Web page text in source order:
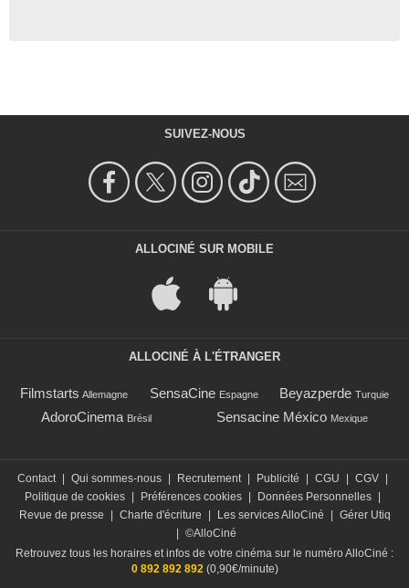
SUIVEZ-NOUS
ALLOCINÉ SUR MOBILE
ALLOCINÉ À L'ÉTRANGER
Filmstarts Allemagne SensaCine Espagne Beyazperde Turquie
AdoroCinema Brésil Sensacine México Mexique
Contact Qui sommes-nous Recrutement Publicité CGU CGV
Politique de cookies
Préférences cookies Données Personnelles
Revue de presse
Charte d'écriture Les services AlloCiné
Gérer Utiq
©AlloCiné
Retrouvez tous les horaires et infos de votre cinéma sur le numéro AlloCiné :
0 892 892 892(0,90€/minute)